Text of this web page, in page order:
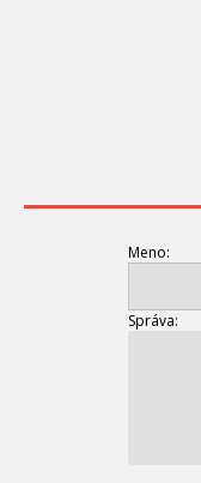
Meno:
Správa: